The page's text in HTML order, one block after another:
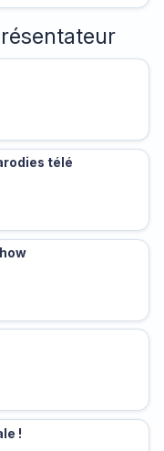
télé
!